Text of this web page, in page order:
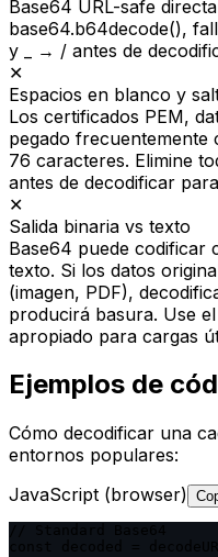
Base64 URL-safe
base64.b64decode(),
y _ → / antes de
✕
Espacios en blanco y
Los certificados PEM,
pegado frecuentemente
76 caracteres. Elimine
antes de decodificar
✕
Salida binaria vs texto
Base64 puede codificar
texto. Si los datos
(imagen, PDF),
producirá basura. Use
apropiado para cargas
Ejemplos de
Cómo decodificar una
entornos populares:
JavaScript (browser)
const decoded =